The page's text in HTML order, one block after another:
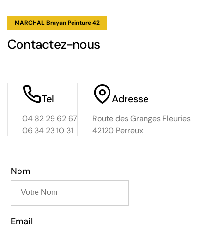
MARCHAL Brayan Peinture 42
Contactez-nous
Tel
04 82 29 62 67
06 34 23 10 31
Adresse
Route des Granges Fleuries
42120 Perreux
Nom
Email